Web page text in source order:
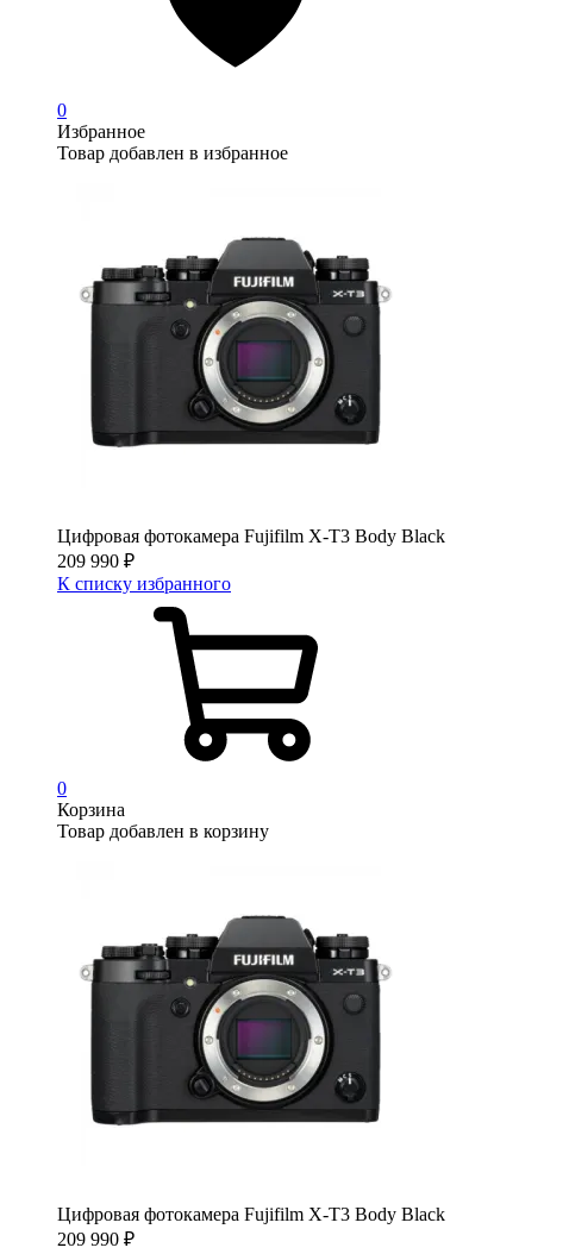
0
Избранное
Товар добавлен в избранное
Цифровая фотокамера Fujifilm X-T3 Body Black
209 990 ₽
К списку избранного
0
Корзина
Товар добавлен в корзину
Цифровая фотокамера Fujifilm X-T3 Body Black
209 990 ₽